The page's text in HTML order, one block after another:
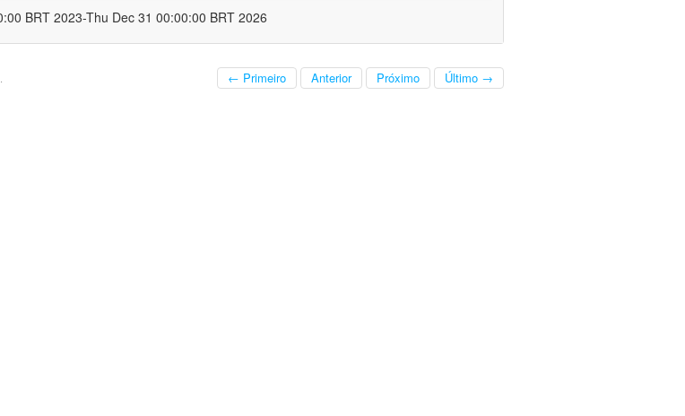
BRT 2023-Thu Dec 31 00:00:00 BRT 2026
← Primeiro Anterior Próximo Último →